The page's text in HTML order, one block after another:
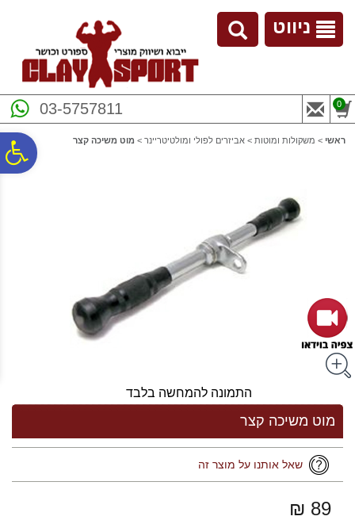
נגישות
ניווט
03-5757811 0
ראשי > משקולות ומוטות > אביזרים לפולי ומולטיטריינר > מוט משיכה קצר
התמונה להמחשה בלבד
מוט משיכה קצר
שאל אותנו על מוצר זה
89 ₪